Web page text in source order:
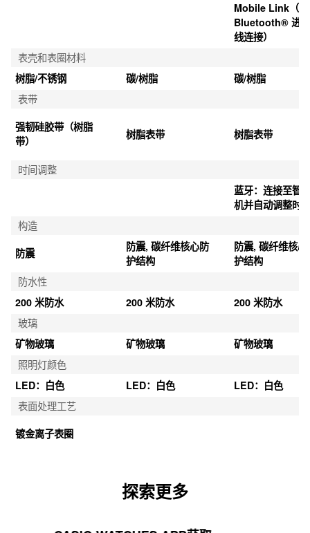
Mobile Link（
Bluetooth® 进
线连接）
表壳和表圈材料
树脂/不锈钢
碳/树脂
碳/树脂
表带
强韧硅胶带（树脂
带）
树脂表带 树脂表带
时间调整
蓝牙：连接至智
机并自动调整时
构造
防震
防震, 碳纤维核心防
护结构
防震, 碳纤维核心
护结构
防水性
200 米防水
200 米防水
200 米防水
玻璃
矿物玻璃
矿物玻璃
矿物玻璃
照明灯颜色
LED：白色
LED：白色
LED：白色
表面处理工艺
镀金离子表圈
探索更多